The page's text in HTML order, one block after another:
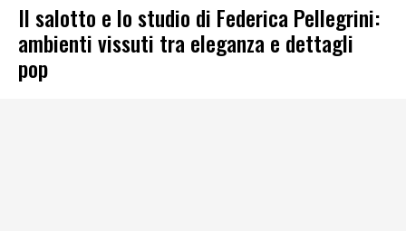
Il salotto e lo studio di Federica Pellegrini:
ambienti vissuti tra eleganza e dettagli
pop